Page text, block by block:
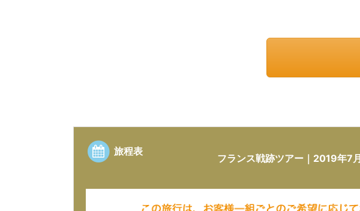
旅程表
フランス戦跡ツアー｜2019年7